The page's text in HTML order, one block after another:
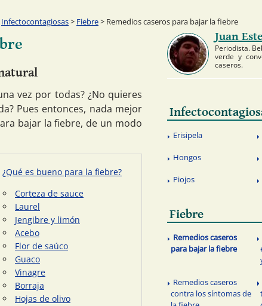
Infectocontagiosas> Fiebre> Remedios caseros para bajar la fiebre
vez por todas? ¿No quieres
Pues entonces, nada mejor
bajar la fiebre, de un modo
¿Qué es bueno para la fiebre?
Corteza de sauce
Laurel
Jengibre y limón
Acebo
Flor de saúco
Guaco
Vinagre
Borraja
Hojas de olivo
Juan
Periodista.
verde y
caseros.
Erisipela
Hongos
Piojos
Fiebre
Remedios caseros
para bajar la fiebre
Remedios caseros
contra los síntomas de